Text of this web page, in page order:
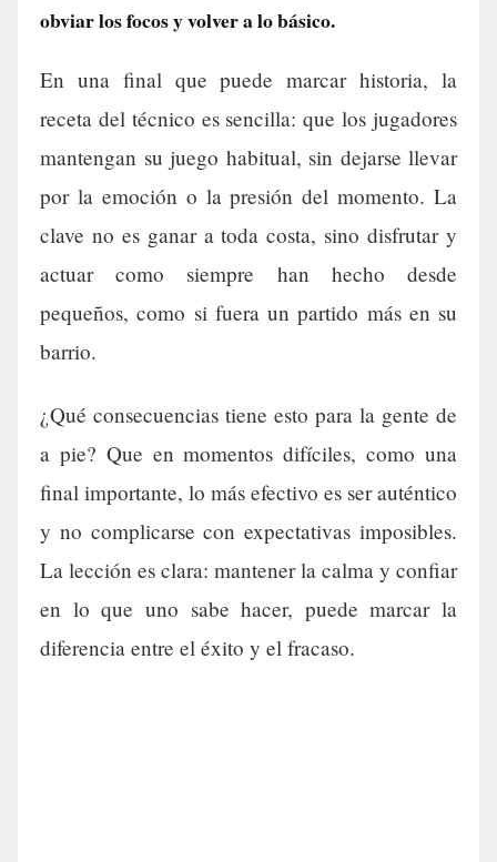
obviar los focos y volver a lo básico.
En una final que puede marcar historia, la
receta del técnico es sencilla: que los jugadores
mantengan su juego habitual, sin dejarse llevar
por la emoción o la presión del momento. La
clave no es ganar a toda costa, sino disfrutar y
actuar como siempre han hecho desde
pequeños, como si fuera un partido más en su
barrio.
¿Qué consecuencias tiene esto para la gente de
a pie? Que en momentos difíciles, como una
final importante, lo más efectivo es ser auténtico
y no complicarse con expectativas imposibles.
La lección es clara: mantener la calma y confiar
en lo que uno sabe hacer, puede marcar la
diferencia entre el éxito y el fracaso.